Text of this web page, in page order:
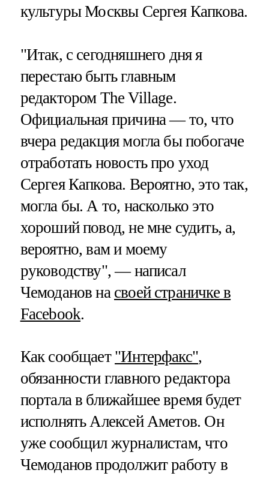
культуры Москвы Сергея Капкова.
"Итак, с сегодняшнего дня я
перестаю быть главным
редактором The Village.
Официальная причина — то, что
вчера редакция могла бы побогаче
отработать новость про уход
Сергея Капкова. Вероятно, это так,
могла бы. А то, насколько это
хороший повод, не мне судить, а,
вероятно, вам и моему
руководству", — написал
Чемоданов на своей страничке в
Facebook.
Как сообщает "Интерфакс",
обязанности главного редактора
портала в ближайшее время будет
исполнять Алексей Аметов. Он
уже сообщил журналистам, что
Чемоданов продолжит работу в